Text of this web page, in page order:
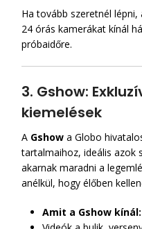
Ha tovább szeretnél
24 órás kamerákat kínál
próbaidőre.
3. Gshow:
kiemelések
A Gshow a Globo
tartalmaihoz, ideális azok
akarnak maradni a
anélkül, hogy élőben
Amit a Gshow kínál: